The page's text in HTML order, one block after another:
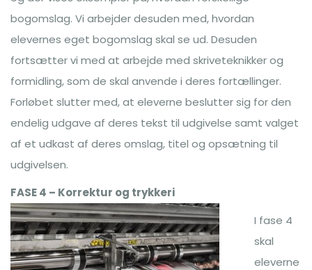
bogomslag. Vi arbejder desuden med, hvordan
elevernes eget bogomslag skal se ud. Desuden
fortsætter vi med at arbejde med skriveteknikker og
formidling, som de skal anvende i deres fortællinger.
Forløbet slutter med, at eleverne beslutter sig for den
endelig udgave af deres tekst til udgivelse samt valget
af et udkast af deres omslag, titel og opsætning til
udgivelsen.
FASE 4 – Korrektur og trykkeri
I fase 4
skal
eleverne